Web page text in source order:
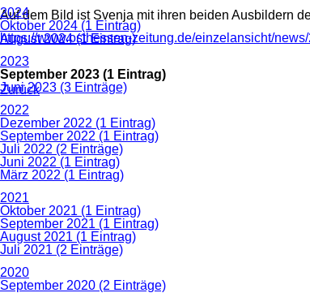
Auf dem Bild ist Svenja mit ihren beiden Ausbildern
https://www.osthessen-zeitung.de/einzelansicht/
Zurück
2024
Oktober 2024 (1 Eintrag)
August 2024 (1 Eintrag)
2023
September 2023 (1 Eintrag)
Juni 2023 (3 Einträge)
2022
Dezember 2022 (1 Eintrag)
September 2022 (1 Eintrag)
Juli 2022 (2 Einträge)
Juni 2022 (1 Eintrag)
März 2022 (1 Eintrag)
2021
Oktober 2021 (1 Eintrag)
September 2021 (1 Eintrag)
August 2021 (1 Eintrag)
Juli 2021 (2 Einträge)
2020
September 2020 (2 Einträge)